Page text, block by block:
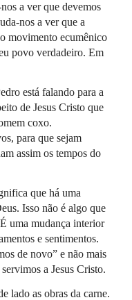
a ver que devemos
nos a ver que a
movimento ecumênico
povo verdadeiro. Em
está falando para a
de Jesus Cristo que
coxo.
para que sejam
assim os tempos do
que há uma
Isso não é algo que
uma mudança interior
e sentimentos.
de novo” e não mais
a Jesus Cristo.
lado as obras da carne.